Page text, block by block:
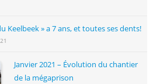
Keelbeek » a 7 ans, et toutes ses dents!
Janvier 2021 – Évolution du chantier
de la mégaprison